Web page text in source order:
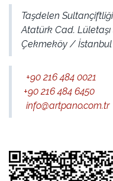
Taşdelen
Atatürk Cad.
Çekmeköy / İstanbul
+90 216 484 0021
+90 216 484 6450
info@artpano.com.tr